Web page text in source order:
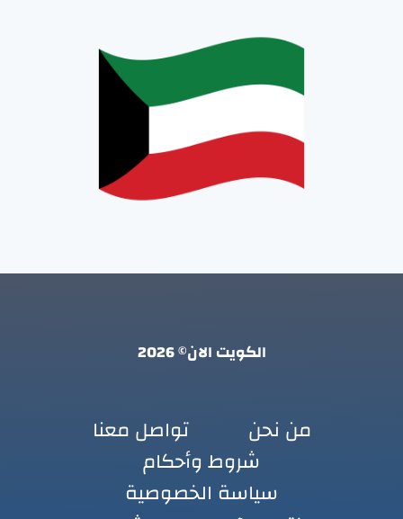
الكويت الان© 2026
من نحن
تواصل معنا
شروط وأحكام
سياسة الخصوصية